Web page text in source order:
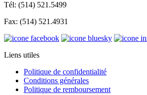
Tél: (514) 521.5499
Fax: (514) 521.4931
Liens utiles
Politique de confidentialité
Conditions générales
Politique de remboursement